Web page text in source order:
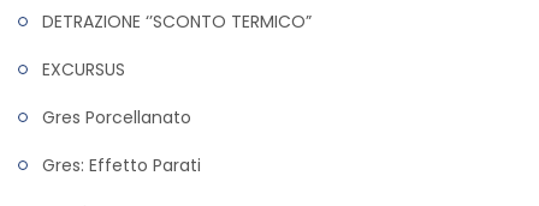
DETRAZIONE ‘’SCONTO TERMICO”
EXCURSUS
Gres Porcellanato
Gres: Effetto Parati